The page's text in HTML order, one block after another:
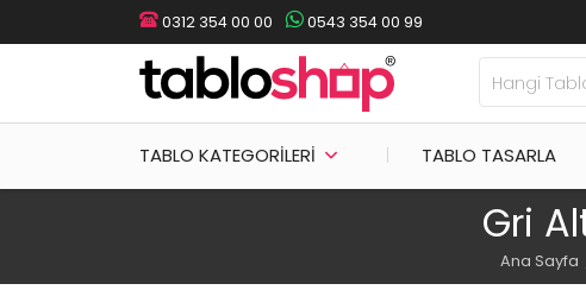
0312 354 00 00 0543 354 00 99
TABLO KATEGORILERI TABLO TASARLA
Gri
Ana Sayfa